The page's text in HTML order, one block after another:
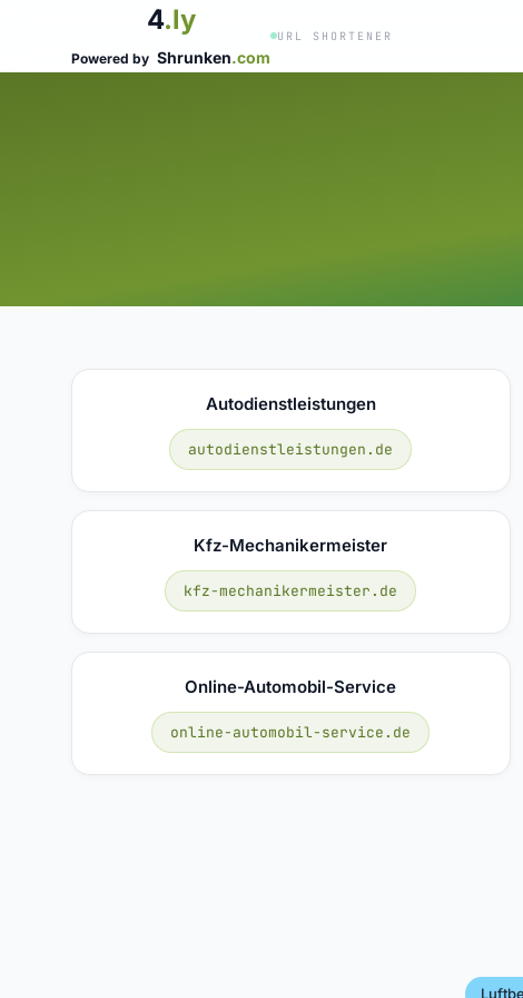
4.ly
Powered by Shrunken.com
URL SHORTENER
Autodienstleistungen
autodienstleistungen.de
Kfz-Mechanikermeister
kfz-mechanikermeister.de
Online-Automobil-Service
online-automobil-service.de